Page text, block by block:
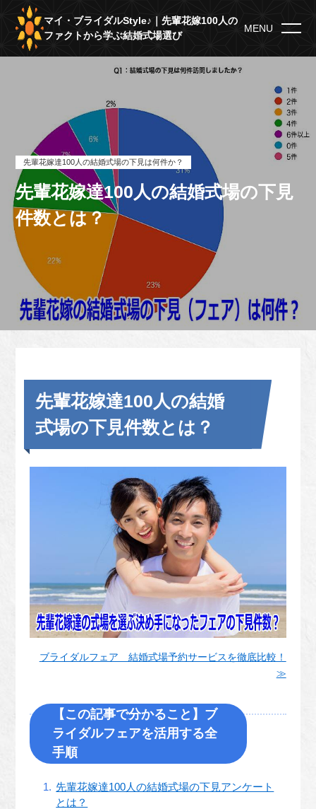
マイ・ブライダルStyle♪｜先輩花嫁100人の
ファクトから学ぶ結婚式場選び
MENU
先輩花嫁達100人の結婚式場の下見
件数とは？
先輩花嫁達100人の結婚式場の下見は何件か？
先輩花嫁達100人の結婚
式場の下見件数とは？
ブライダルフェア 結婚式場予約サービスを徹底比較！
≫
【この記事で分かること】ブ
ライダルフェアを活用する全
手順
先輩花嫁達100人の結婚式場の下見アンケート
とは？